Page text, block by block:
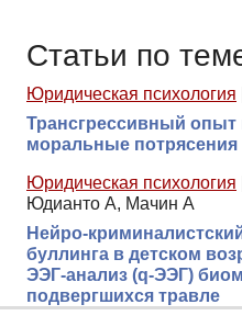
Статьи по
Юридическая психология
Трансгрессивный опыт
моральные потрясения
Юридическая психология
Юдианто А, Мачин А
Нейро-
буллинга в детском
ЭЭГ-анализ (q-ЭЭГ)
подвергшихся травле